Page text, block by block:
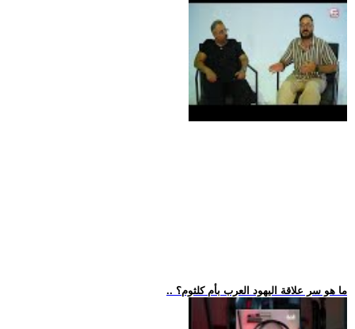
.. ما هو سر علاقة اليهود العرب بأم كلثوم؟